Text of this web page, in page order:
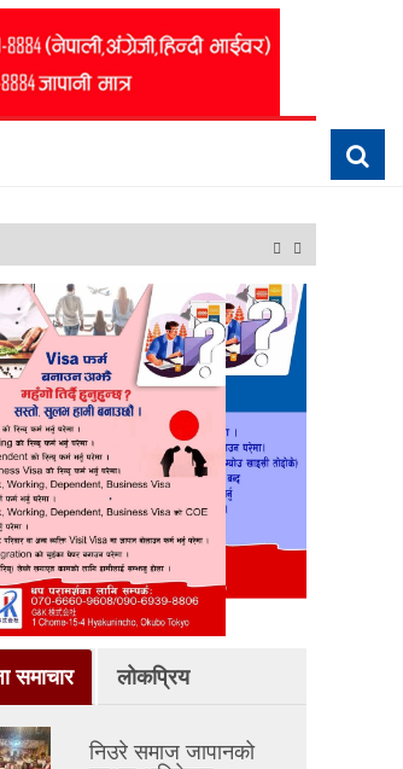
बनाउन योगदान पुर्याउने आयोजकको तयारी
समाचार लोकप्रिय
निउरे समाज जापानको